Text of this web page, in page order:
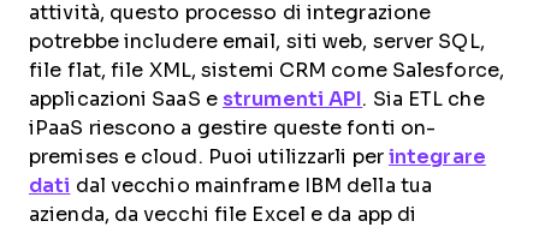
attività, questo processo di integrazione
potrebbe includere email, siti web, server SQL,
file flat, file XML, sistemi CRM come Salesforce,
applicazioni SaaS e strumenti API . Sia ETL che
iPaaS riescono a gestire queste fonti on-
premises e cloud. Puoi utilizzarli per integrare
dati dal vecchio mainframe IBM della tua
azienda, da vecchi file Excel e da app di